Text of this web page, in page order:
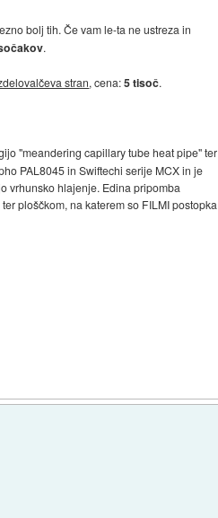
bolj tih. Če vam le-ta ne ustreza in
.
stran, cena:5 tisoč.
"meandering capillary tube heat pipe" ter
PAL8045 in Swiftechi serije MCX in je
vrhunsko hlajenje. Edina pripomba
ploščkom, na katerem so FILMI postopka